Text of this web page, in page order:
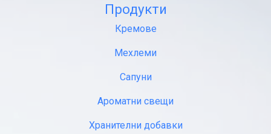
Продукти
Кремове
Мехлеми
Сапуни
Ароматни свещи
Хранителни добавки